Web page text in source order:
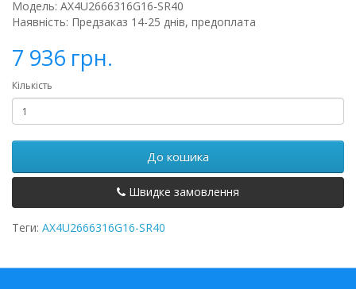
Модель: AX4U2666316G16-SR40
Наявність: Предзаказ 14-25 днів, предоплата
7 936 грн.
Кількість
До кошика
Швидке замовлення
Теги: AX4U2666316G16-SR40